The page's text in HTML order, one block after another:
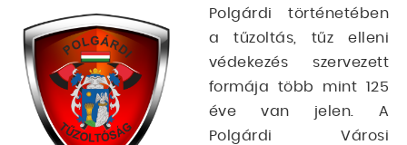
Polgárdi történetében
a tűzoltás, tűz elleni
védekezés szervezett
formája több mint 125
éve van jelen. A
Polgárdi Városi